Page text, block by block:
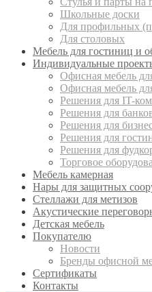
Школьные доски
Для профильных
Для столовых
Мебель для гостиниц и
Индивидуальные
Офисная мебель
Офисная мебель
Решения для IT-
Решения для
Решения для
Решения для
Решения для
Торговое
Мебель камерная
Нары для защитных
Стеллажи для метизов
Акустические
Детская мебель
Покупателю
Новости
Бренды офисной
Сертификаты
Контакты